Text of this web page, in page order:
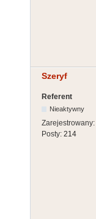
Szeryf
Referent
Nieaktywny
Zarejestrowany:
Posty: 214